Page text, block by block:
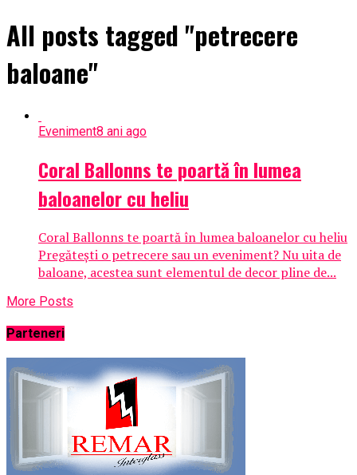
All posts tagged "petrecere
baloane"
Eveniment8 ani ago
Coral Ballonns te poartă în lumea
baloanelor cu heliu
Coral Ballonns te poartă în lumea baloanelor cu heliu
Pregătești o petrecere sau un eveniment? Nu uita de
baloane, acestea sunt elementul de decor pline de...
More Posts
Parteneri